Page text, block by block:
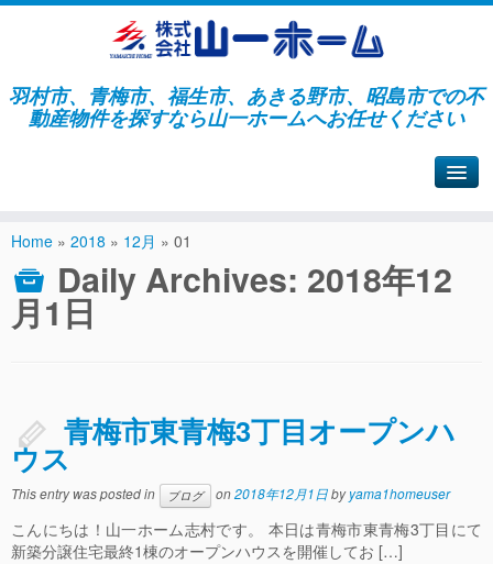
羽村市、青梅市、福生市、あきる野市、昭島市での不
動産物件を探すなら山一ホームへお任せください
Home » 2018 » 12月 » 01
Daily Archives: 2018年12
月1日
青梅市東青梅3丁目オープンハ
ウス
This entry was posted in ブログ on2018年12月1日byyama1homeuser
こんにちは！山一ホーム志村です。 本日は青梅市東青梅3丁目にて
新築分譲住宅最終1棟のオープンハウスを開催してお […]